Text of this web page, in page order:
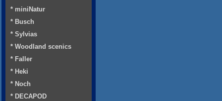
* miniNatur
* Busch
* Sylvias
* Woodland scenics
* Faller
* Heki
* Noch
* DECAPOD